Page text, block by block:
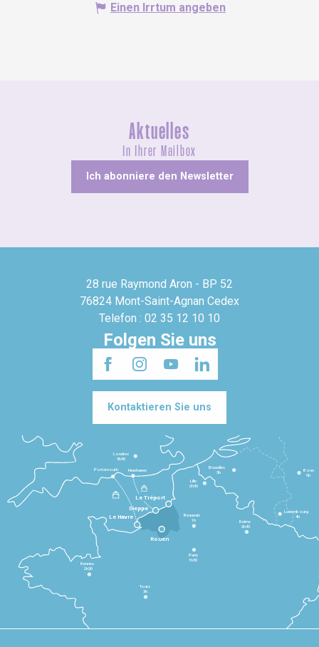
Einen Irrtum angeben
Aktuelles
In Ihrer Mailbox
Ich abonniere den Newsletter
28 rue Raymond Aron - BP 52
76824 Mont-Saint-Agnan Cedex
Telefon : 02 35 12 10 10
Folgen Sie uns
Kontaktieren Sie uns
Le Havre
Dieppe
Le Tréport
Rennes
2h30
Tours
3h
Paris
1h30
Beauvais
1h
Reims
2h45
Lille
2h30
Bruxelles
3h
Londres
3h30
Newhaven
Portsmouth
Bonn
5h
Luxembourg
4h
Rouen